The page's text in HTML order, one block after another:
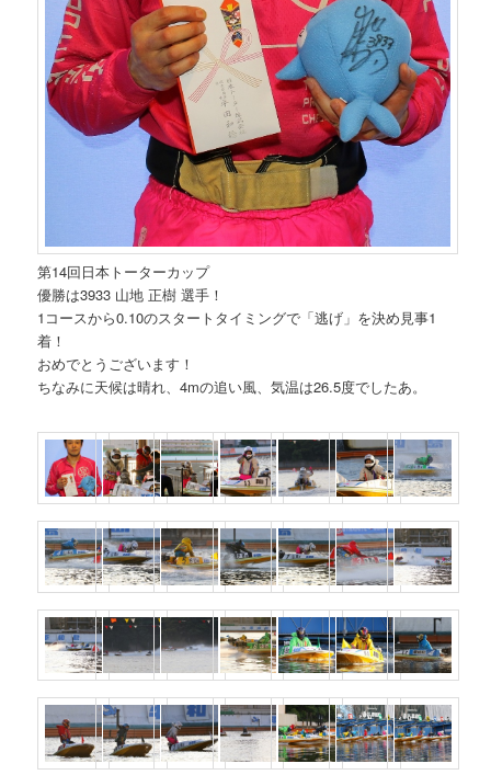
第14回日本トーターカップ
優勝は3933 山地 正樹 選手！
1コースから0.10のスタートタイミングで「逃げ」を決め見事1
着！
おめでとうございます！
ちなみに天候は晴れ、4mの追い風、気温は26.5度でしたあ。